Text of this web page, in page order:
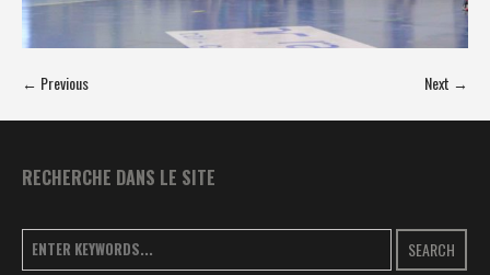
← Previous Next →
RECHERCHE DANS LE SITE
SEARCH